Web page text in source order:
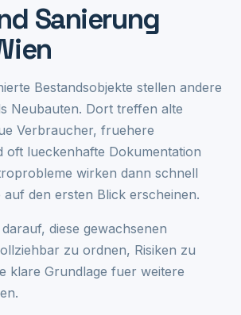
Sanierung
Bestandsobjekte stellen andere
Neubauten. Dort treffen alte
Verbraucher, fruehere
oft lueckenhafte Dokumentation
wirken dann schnell
auf den ersten Blick erscheinen.
diese gewachsenen
zu ordnen, Risiken zu
klare Grundlage fuer weitere